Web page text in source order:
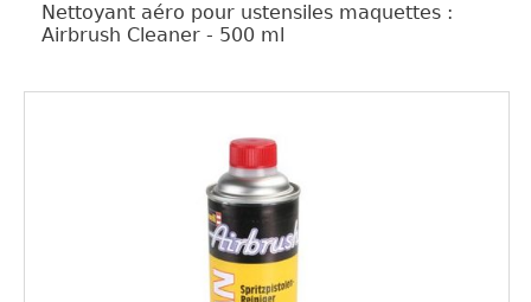
Nettoyant aéro pour ustensiles maquettes :
Airbrush Cleaner - 500 ml